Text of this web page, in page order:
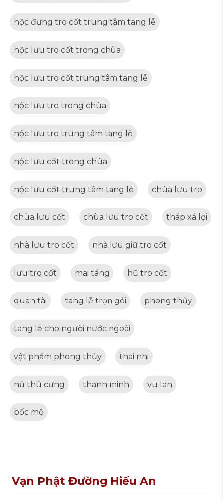
hộc đựng tro cốt trung tâm tang lễ
hộc lưu tro cốt trong chùa
hộc lưu tro cốt trung tâm tang lễ
hộc lưu tro trong chùa
hộc lưu tro trung tâm tang lễ
hộc lưu cốt trong chùa
hộc lưu cốt trung tâm tang lễ chùa lưu tro
chùa lưu cốt chùa lưu tro cốt tháp xá lợi
nhà lưu tro cốt nhà lưu giữ tro cốt
lưu tro cốt mai táng hũ tro cốt
quan tài tang lễ trọn gói phong thủy
tang lễ cho người nước ngoài
vật phẩm phong thủy thai nhi
hũ thú cưng thanh minh vu lan
bốc mộ
Vạn Phật Đường Hiếu An